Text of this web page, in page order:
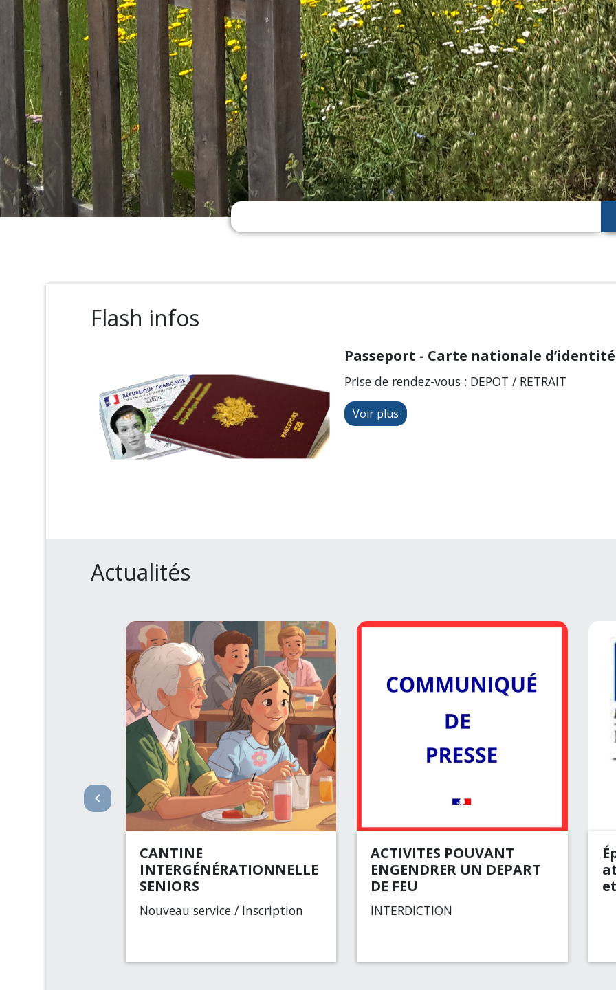
Flash infos
Passeport - Carte nationale d’identité
Prise de rendez-vous : DEPOT / RETRAIT
Voir plus
Actualités
CANTINE
INTERGÉNÉRATIONNELLE
SENIORS
Nouveau service / Inscription
ACTIVITES POUVANT
ENGENDRER UN DEPART
DE FEU
INTERDICTION
keyboard_arrow_left